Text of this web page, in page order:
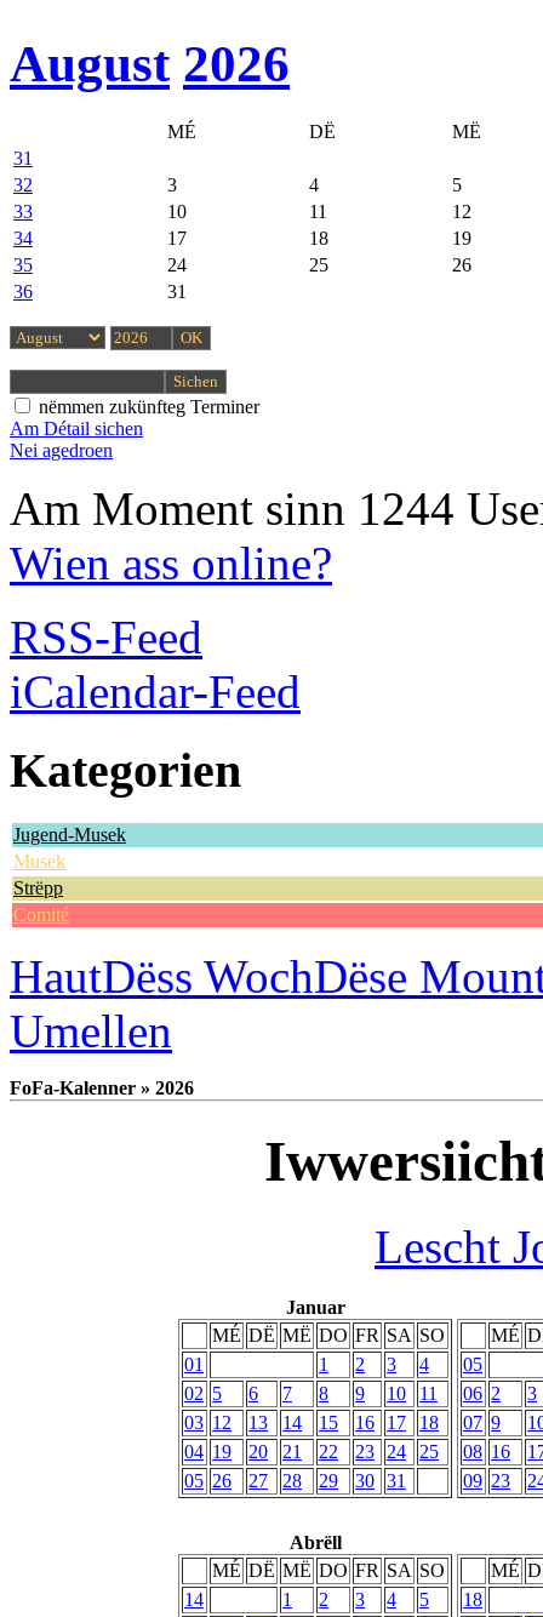
August 2026
MÉ DË
MË
31
32
3 4
5
33
10 11
12
34
17 18
19
35
24 25
26
36
31
nëmmen zukünfteg Terminer
Am Détail sichen
Nei agedroen
Am Moment sinn 1244
Wien ass online?
RSS-Feed
iCalendar-Feed
Kategorien
Jugend-Musek
Musek
Strëpp
Comité
HautDëss WochDëse
Umellen
FoFa-Kalenner » 2026
Lescht
Januar
MÉ DË MË DO FR SA SO
01
1 2 3
4
02 5 6 7 8 9 10
11
03 12 13 14 15 16 17
18
04 19 20 21 22 23 24
25
05 26 27 28 29 30 31
MÉ
05
06 2
3
07 9
08 16
09 23
Abrëll
MÉ DË MË DO FR SA SO
14
1 2 3 4
5
MÉ
18